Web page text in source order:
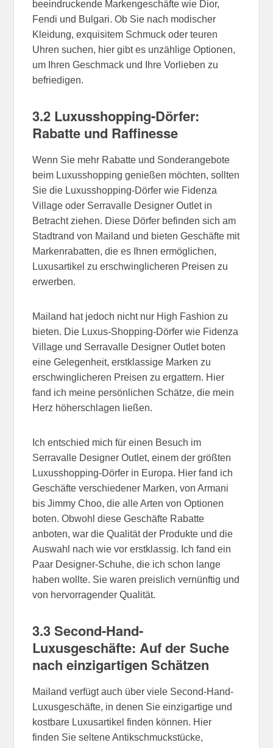
beeindruckende Markengeschäfte wie Dior,
Fendi und Bulgari. Ob Sie nach modischer
Kleidung, exquisitem Schmuck oder teuren
Uhren suchen, hier gibt es unzählige Optionen,
um Ihren Geschmack und Ihre Vorlieben zu
befriedigen.
3.2 Luxusshopping-Dörfer:
Rabatte und Raffinesse
Wenn Sie mehr Rabatte und Sonderangebote
beim Luxusshopping genießen möchten, sollten
Sie die Luxusshopping-Dörfer wie Fidenza
Village oder Serravalle Designer Outlet in
Betracht ziehen. Diese Dörfer befinden sich am
Stadtrand von Mailand und bieten Geschäfte mit
Markenrabatten, die es Ihnen ermöglichen,
Luxusartikel zu erschwinglicheren Preisen zu
erwerben.
Mailand hat jedoch nicht nur High Fashion zu
bieten. Die Luxus-Shopping-Dörfer wie Fidenza
Village und Serravalle Designer Outlet boten
eine Gelegenheit, erstklassige Marken zu
erschwinglicheren Preisen zu ergattern. Hier
fand ich meine persönlichen Schätze, die mein
Herz höherschlagen ließen.
Ich entschied mich für einen Besuch im
Serravalle Designer Outlet, einem der größten
Luxusshopping-Dörfer in Europa. Hier fand ich
Geschäfte verschiedener Marken, von Armani
bis Jimmy Choo, die alle Arten von Optionen
boten. Obwohl diese Geschäfte Rabatte
anboten, war die Qualität der Produkte und die
Auswahl nach wie vor erstklassig. Ich fand ein
Paar Designer-Schuhe, die ich schon lange
haben wollte. Sie waren preislich vernünftig und
von hervorragender Qualität.
3.3 Second-Hand-
Luxusgeschäfte: Auf der Suche
nach einzigartigen Schätzen
Mailand verfügt auch über viele Second-Hand-
Luxusgeschäfte, in denen Sie einzigartige und
kostbare Luxusartikel finden können. Hier
finden Sie seltene Antikschmuckstücke,